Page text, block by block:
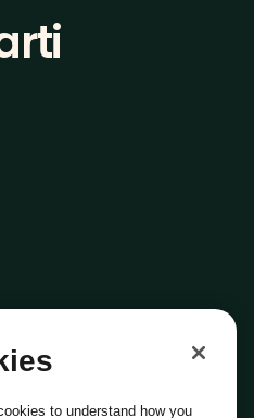
to understand how you